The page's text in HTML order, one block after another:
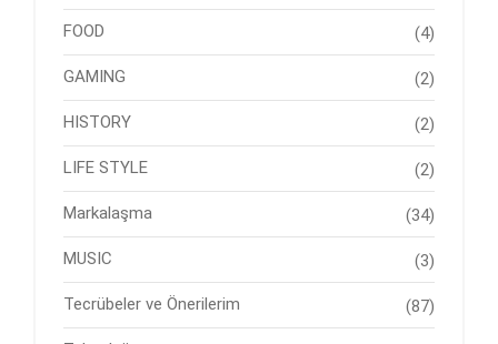
FOOD (4)
GAMING (2)
HISTORY (2)
LIFE STYLE (2)
Markalaşma (34)
MUSIC (3)
Tecrübeler ve Önerilerim (87)